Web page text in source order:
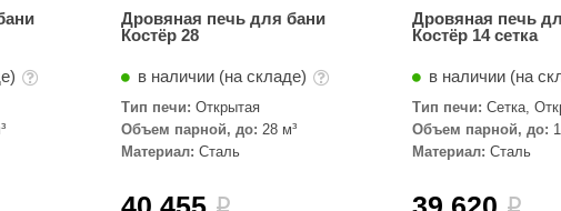
Дровяная печь для бани
Костёр 28
в наличии (на складе)
Тип печи: Открытая
Объем парной, до: 28 м³
Материал: Сталь
i
Дровяная печь
Костёр 14 сетка
в наличии (на
Тип печи: Сетка,
Объем парной, до:
Материал: Сталь
i